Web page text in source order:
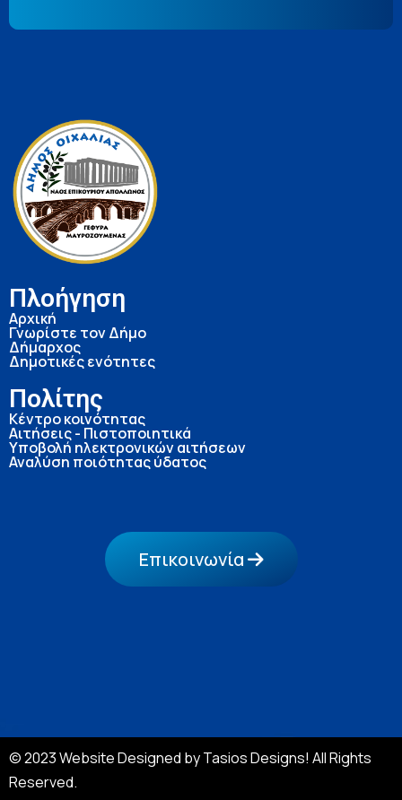
Πλοήγηση
Αρχική
Γνωρίστε τον Δήμο
Δήμαρχος
Δημοτικές ενότητες
Πολίτης
Κέντρο κοινότητας
Αιτήσεις - Πιστοποιητικά
Υποβολή ηλεκτρονικών αιτήσεων
Αναλύση ποιότητας ύδατος
Επικοινωνία
© 2023 Website Designed by Tasios Designs! All Rights
Reserved.